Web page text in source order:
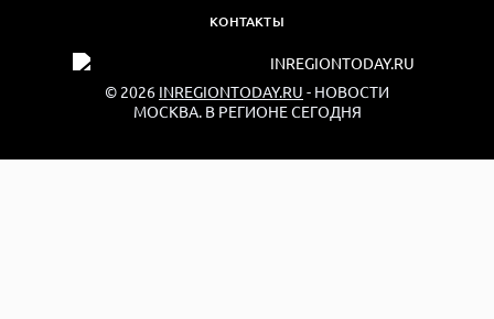
КОНТАКТЫ
© 2026 INREGIONTODAY.RU - НОВОСТИ
МОСКВА. В РЕГИОНЕ СЕГОДНЯ